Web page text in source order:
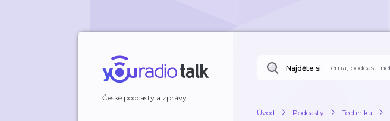
České podcasty a zprávy
Najděte si:
Úvod Podcasty Technika